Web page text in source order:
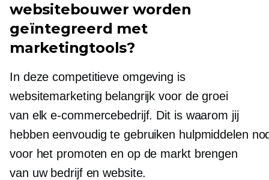
websitebouwer worden
geïntegreerd met
marketingtools?
In deze competitieve omgeving is
websitemarketing belangrijk voor de groei
van elk e-commercebedrijf. Dit is waarom jij
hebben eenvoudig te gebruiken hulpmiddelen
voor het promoten en op de markt brengen
van uw bedrijf en website.